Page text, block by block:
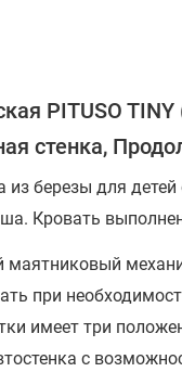
PITUSO
стенка,
из березы для
Кровать
маятниковый
при
имеет три
с